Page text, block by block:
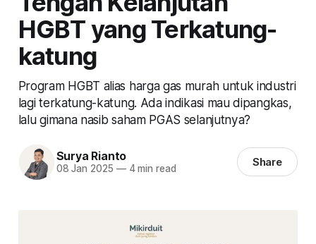
HGBT yang Terkatung-
katung
Program HGBT alias harga gas murah untuk industri
lagi terkatung-katung. Ada indikasi mau dipangkas,
lalu gimana nasib saham PGAS selanjutnya?
Surya Rianto
08 Jan 2025 —4 min read Share